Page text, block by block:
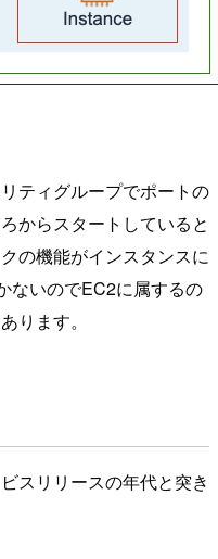
ティグループでポートの
からスタートしていると
の機能がインスタンスに
ないのでEC2に属するの
ります。
スリリースの年代と突き